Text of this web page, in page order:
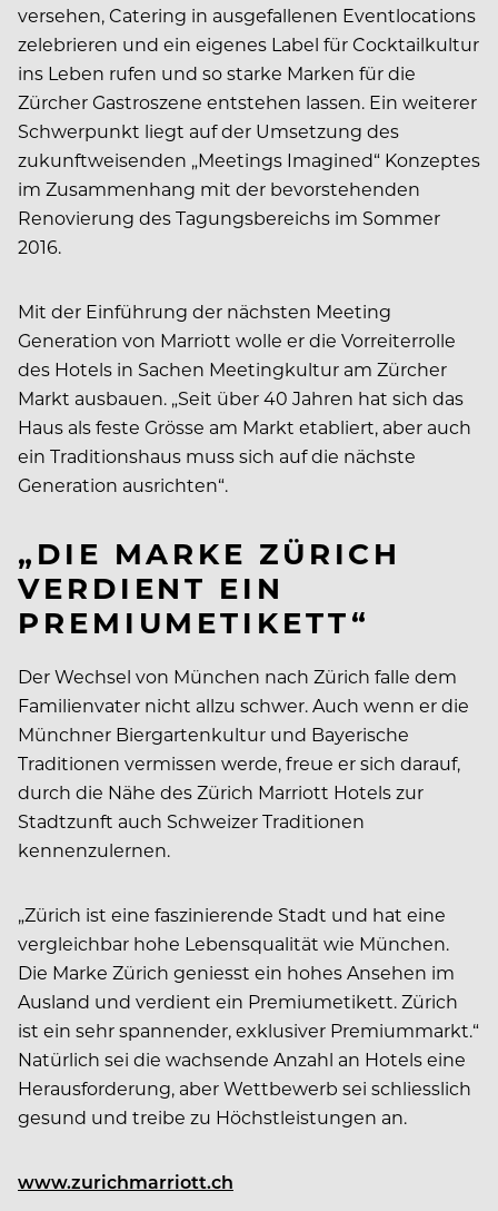
versehen, Catering in ausgefallenen Eventlocations
zelebrieren und ein eigenes Label für Cocktailkultur
ins Leben rufen und so starke Marken für die
Zürcher Gastroszene entstehen lassen. Ein weiterer
Schwerpunkt liegt auf der Umsetzung des
zukunftweisenden „Meetings Imagined“ Konzeptes
im Zusammenhang mit der bevorstehenden
Renovierung des Tagungsbereichs im Sommer
2016.
Mit der Einführung der nächsten Meeting
Generation von Marriott wolle er die Vorreiterrolle
des Hotels in Sachen Meetingkultur am Zürcher
Markt ausbauen. „Seit über 40 Jahren hat sich das
Haus als feste Grösse am Markt etabliert, aber auch
ein Traditionshaus muss sich auf die nächste
Generation ausrichten“.
„DIE MARKE ZÜRICH
VERDIENT EIN
PREMIUMETIKETT“
Der Wechsel von München nach Zürich falle dem
Familienvater nicht allzu schwer. Auch wenn er die
Münchner Biergartenkultur und Bayerische
Traditionen vermissen werde, freue er sich darauf,
durch die Nähe des Zürich Marriott Hotels zur
Stadtzunft auch Schweizer Traditionen
kennenzulernen.
„Zürich ist eine faszinierende Stadt und hat eine
vergleichbar hohe Lebensqualität wie München.
Die Marke Zürich geniesst ein hohes Ansehen im
Ausland und verdient ein Premiumetikett. Zürich
ist ein sehr spannender, exklusiver Premiummarkt.“
Natürlich sei die wachsende Anzahl an Hotels eine
Herausforderung, aber Wettbewerb sei schliesslich
gesund und treibe zu Höchstleistungen an.
www.zurichmarriott.ch